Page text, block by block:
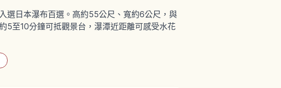
選日本瀑布百選。高約55公尺、寬約6公尺，與
5至10分鐘可抵觀景台，瀑潭近距離可感受水花